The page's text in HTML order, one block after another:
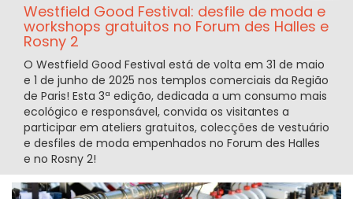
Westfield Good Festival: desfile de moda e
workshops gratuitos no Forum des Halles e
Rosny 2
O Westfield Good Festival está de volta em 31 de maio
e 1 de junho de 2025 nos templos comerciais da Região
de Paris! Esta 3ª edição, dedicada a um consumo mais
ecológico e responsável, convida os visitantes a
participar em ateliers gratuitos, colecções de vestuário
e desfiles de moda empenhados no Forum des Halles
e no Rosny 2!